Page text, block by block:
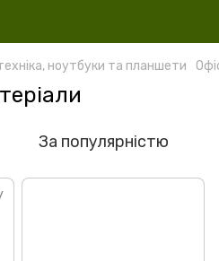
ноутбуки та планшети
За популярністю